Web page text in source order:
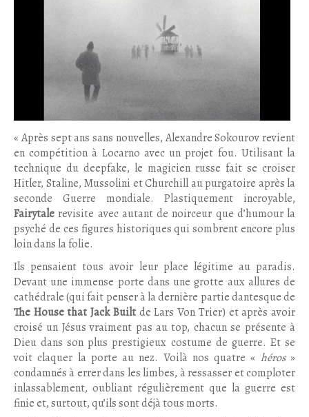
« Après sept ans sans nouvelles, Alexandre Sokourov revient
en compétition à Locarno avec un projet fou. Utilisant la
technique du deepfake, le magicien russe fait se croiser
Hitler, Staline, Mussolini et Churchill au purgatoire après la
seconde Guerre mondiale. Plastiquement incroyable,
Fairytale revisite avec autant de noirceur que d’humour la
psyché de ces figures historiques qui sombrent encore plus
loin dans la folie.
Ils pensaient tous avoir leur place légitime au paradis.
Devant une immense porte dans une grotte aux allures de
cathédrale (qui fait penser à la dernière partie dantesque de
The House that Jack Builtde Lars Von Trier) et après avoir
croisé un Jésus vraiment pas au top, chacun se présente à
Dieu dans son plus prestigieux costume de guerre. Et se
voit claquer la porte au nez. Voilà nos quatre « héros»
condamnés à errer dans les limbes, à ressasser et comploter
inlassablement, oubliant régulièrement que la guerre est
finie et, surtout, qu’ils sont déjà tous morts.